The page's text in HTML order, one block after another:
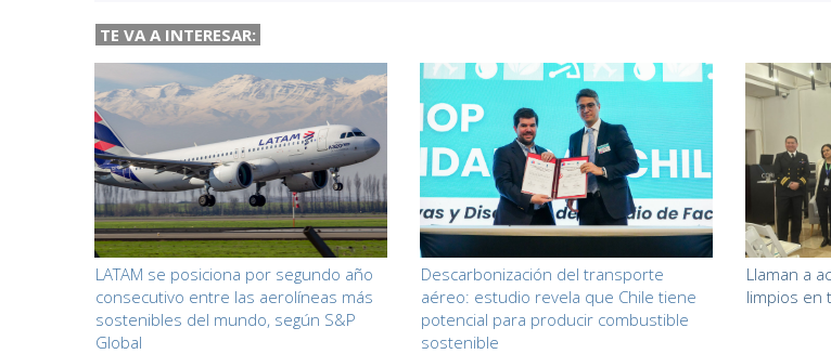
TE VA A INTERESAR:
LATAM se posiciona por segundo año
consecutivo entre las aerolíneas más
sostenibles del mundo, según S&P
Global
Descarbonización del transporte
aéreo: estudio revela que Chile tiene
potencial para producir combustible
sostenible
Llaman a
limpios en